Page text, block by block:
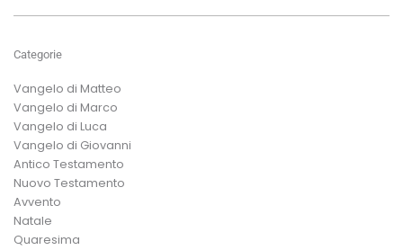
Categorie
Vangelo di Matteo
Vangelo di Marco
Vangelo di Luca
Vangelo di Giovanni
Antico Testamento
Nuovo Testamento
Avvento
Natale
Quaresima